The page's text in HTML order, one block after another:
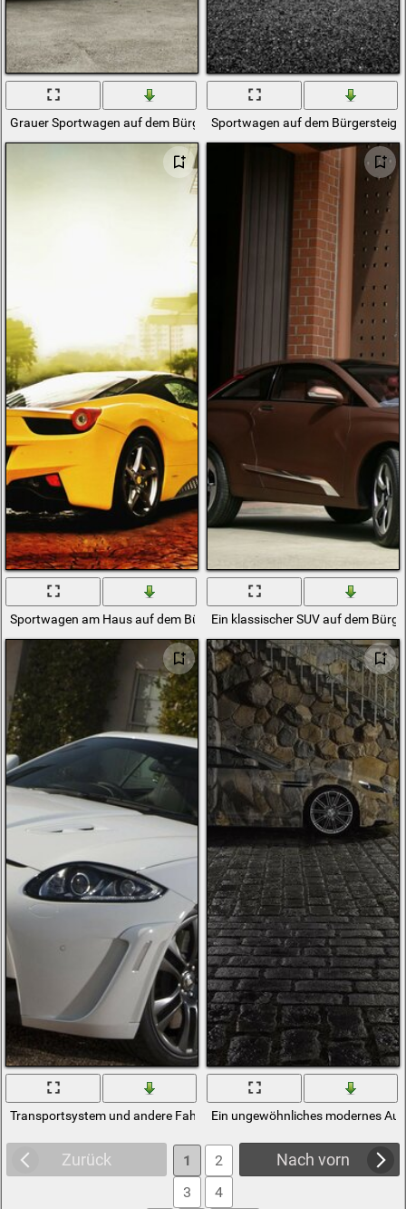
Grauer Sportwagen auf dem BürgersteigSportwagen auf dem Bürgersteig
Sportwagen am Haus auf dem BürgersteigEin klassischer SUV auf dem
Transportsystem und andere Fahrzeuge auf dem Bürgersteig
Ein ungewöhnliches modernes
Zurück Nach vorn
1
2
3
4